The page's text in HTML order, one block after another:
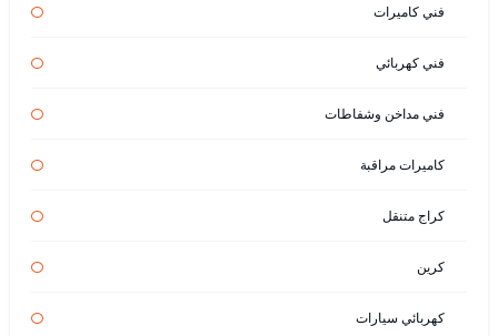
فني كاميرات
فني كهربائي
فني مداخن وشفاطات
كاميرات مراقبة
كراج متنقل
كرين
كهربائي سيارات